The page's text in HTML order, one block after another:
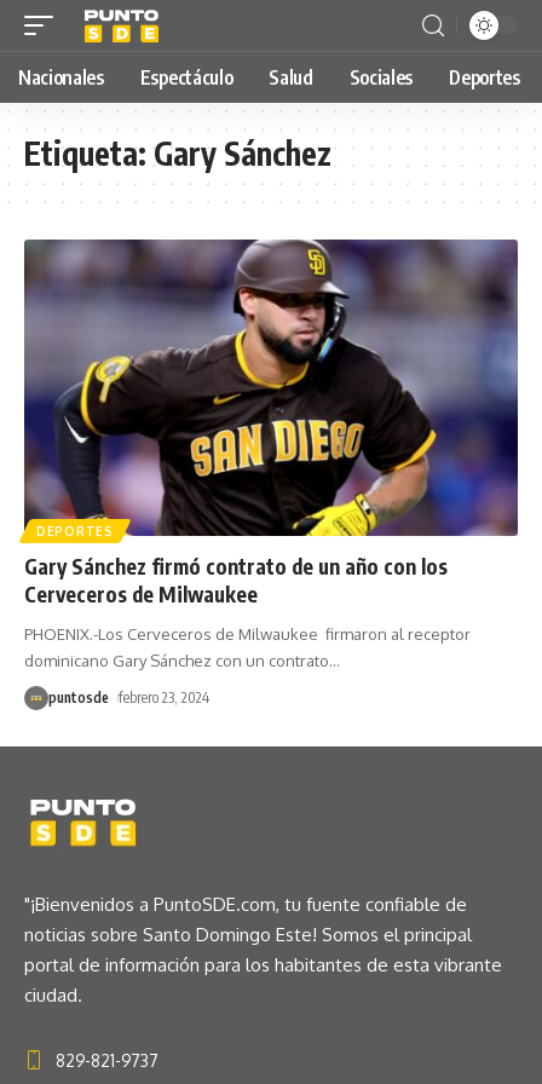
Nacionales Espectáculo Salud Sociales Deportes
Etiqueta:Gary Sánchez
DEPORTES
Gary Sánchez firmó contrato de un año con los
Cerveceros de Milwaukee
PHOENIX.-Los Cerveceros de Milwaukee firmaron al receptor
dominicano Gary Sánchez con un contrato…
puntosde febrero 23, 2024
"¡Bienvenidos a PuntoSDE.com, tu fuente confiable de
noticias sobre Santo Domingo Este! Somos el principal
portal de información para los habitantes de esta vibrante
ciudad.
829-821-9737